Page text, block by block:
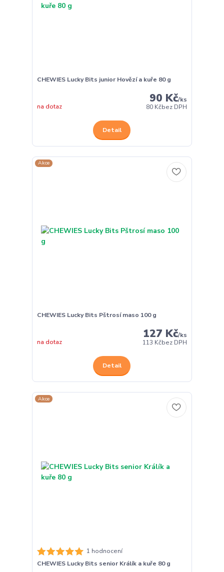
CHEWIES Lucky Bits junior Hovězí a kuře 80 g
90 Kč/ks
80 Kčbez DPH
na dotaz
Detail
Akce
CHEWIES Lucky Bits Pštrosí maso 100 g
127 Kč/ks
113 Kčbez DPH
na dotaz
Detail
Akce
1 hodnocení
CHEWIES Lucky Bits senior Králík a kuře 80 g